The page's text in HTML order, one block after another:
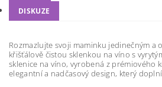
DISKUZE
Rozmazlujte svoji maminku jedinečným a
křišťálově čistou sklenkou na víno s
sklenice na víno, vyrobená z prémiového
elegantní a nadčasový design, který